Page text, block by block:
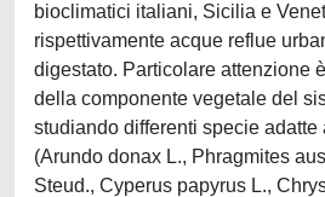
bioclimatici italiani, Sicilia e
rispettivamente acque reflue
digestato. Particolare attenzione
della componente vegetale del
studiando differenti specie
(Arundo donax L., Phragmites
Steud., Cyperus papyrus L.,